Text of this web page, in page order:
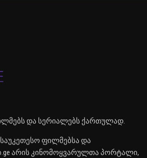
და სერიალებს ქართულად.
ფილმებსა და
არის კინომოყვარულთა პორტალი,